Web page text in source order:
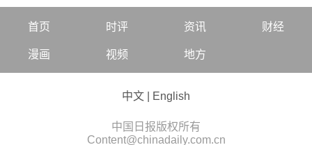
首页 时评 资讯 财经
漫画 视频 地方
中文 English
中国日报版权所有
Content@chinadaily.com.cn